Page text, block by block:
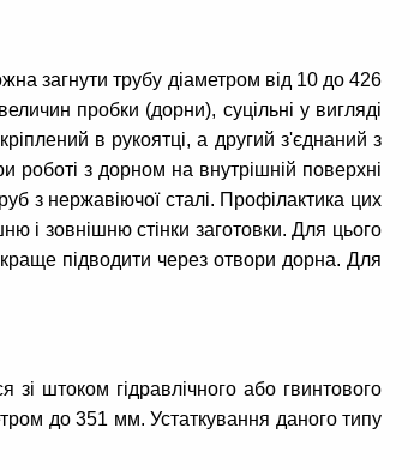
загнути трубу діаметром від 10 до 426
пробки (дорни), суцільні у вигляді
в рукоятці, а другий з'єднаний з
з дорном на внутрішній поверхні
з нержавіючої сталі. Профілактика цих
і зовнішню стінки заготовки. Для цього
краще підводити через отвори дорна. Для
штоком гідравлічного або гвинтового
до 351 мм. Устаткування даного типу